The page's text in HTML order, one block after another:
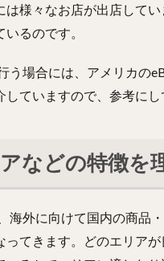
は様々なお店が出店して
いるのです。
う場合には、アメリカの
していますので、参考にし
などの特徴を
海外に向けて国内の商品
ってきます。どのエリア